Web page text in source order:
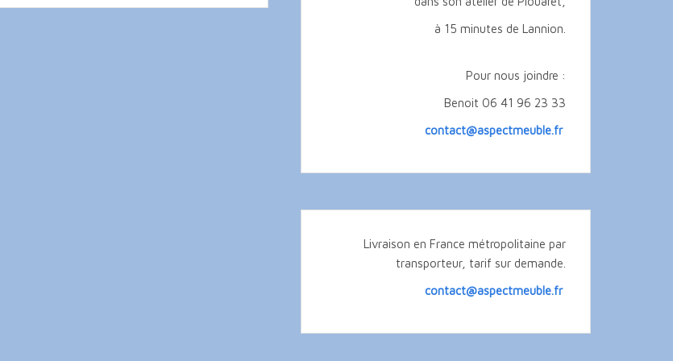
à 15 minutes de Lannion.
Pour nous joindre :
Benoit 06 41 96 23 33
contact@aspectmeuble.fr
Livraison en France métropolitaine par
transporteur, tarif sur demande.
contact@aspectmeuble.fr